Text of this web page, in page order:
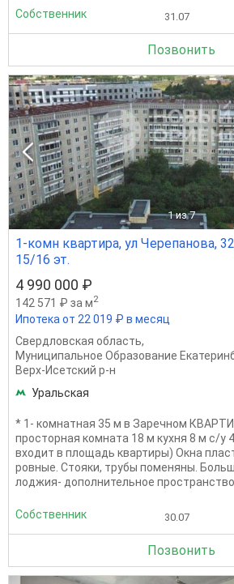
Собственник 31.07
Позвонить
1 из 7
1-комн квартира, ул Черепанова,
15/16 эт.
4 990 000 ₽
142 571 ₽ за м2
Ипотека от 22 019 ₽ в месяц
Свердловская область,
Муниципальное Образование
Верх-Исетский р-н
Уральская
* 1- комнатная 35 м в Заречном
просторная комната 18 м кухня 8 м с/у
входит в площадь квартиры) Окна
ровные. Стояки, трубы поменяны.
лоджия- дополнительное
Собственник 30.07
Позвонить